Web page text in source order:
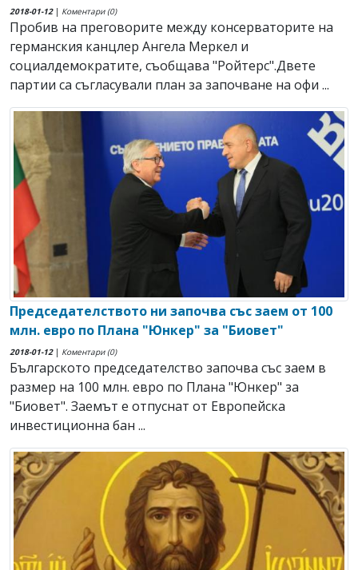
2018-01-12| Коментари (0)
Пробив на преговорите между консерваторите на
германския канцлер Ангела Меркел и
социалдемократите, съобщава "Ройтерс".Двете
партии са съгласували план за започване на офи ...
Председателството ни започва със заем от 100
млн. евро по Плана "Юнкер" за "Биовет"
2018-01-12| Коментари (0)
Българското председателство започва със заем в
размер на 100 млн. евро по Плана "Юнкер" за
"Биовет". Заемът е отпуснат от Европейска
инвестиционна бан ...